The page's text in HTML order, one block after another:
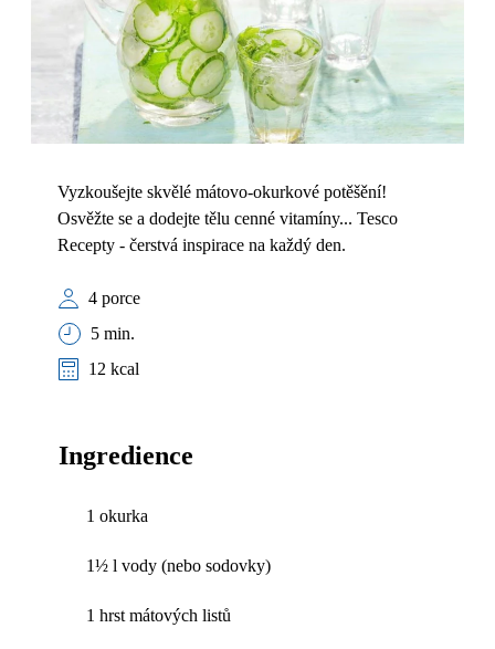
Vyzkoušejte skvělé mátovo-okurkové potěšění!
Osvěžte se a dodejte tělu cenné vitamíny... Tesco
Recepty - čerstvá inspirace na každý den.
4 porce
5 min.
12 kcal
Ingredience
1 okurka
1½ l vody (nebo sodovky)
1 hrst mátových listů